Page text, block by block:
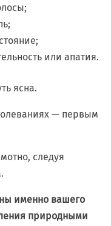
или апатия.
ясна.
— первым
следуя
именно вашего
природными